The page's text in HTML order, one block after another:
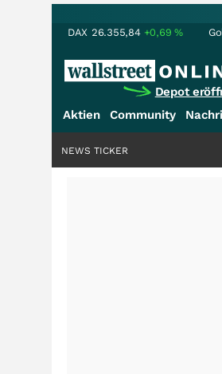
DAX 26.355,84 +0,69%
Depot
Aktien
Community
NEWS TICKER